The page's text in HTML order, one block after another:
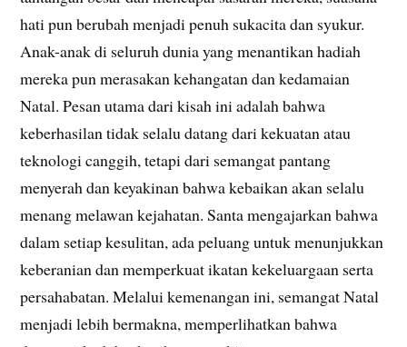
hati pun berubah menjadi penuh sukacita dan syukur.
Anak-anak di seluruh dunia yang menantikan hadiah
mereka pun merasakan kehangatan dan kedamaian
Natal. Pesan utama dari kisah ini adalah bahwa
keberhasilan tidak selalu datang dari kekuatan atau
teknologi canggih, tetapi dari semangat pantang
menyerah dan keyakinan bahwa kebaikan akan selalu
menang melawan kejahatan. Santa mengajarkan bahwa
dalam setiap kesulitan, ada peluang untuk menunjukkan
keberanian dan memperkuat ikatan kekeluargaan serta
persahabatan. Melalui kemenangan ini, semangat Natal
menjadi lebih bermakna, memperlihatkan bahwa